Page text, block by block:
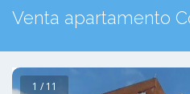
Venta apartamento
1 / 11